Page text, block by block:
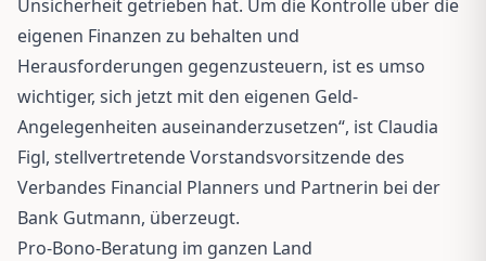
Unsicherheit getrieben hat. Um die Kontrolle über die
eigenen Finanzen zu behalten und
Herausforderungen gegenzusteuern, ist es umso
wichtiger, sich jetzt mit den eigenen Geld-
Angelegenheiten auseinanderzusetzen“, ist Claudia
Figl, stellvertretende Vorstandsvorsitzende des
Verbandes Financial Planners und Partnerin bei der
Bank Gutmann, überzeugt.
Pro-Bono-Beratung im ganzen Land